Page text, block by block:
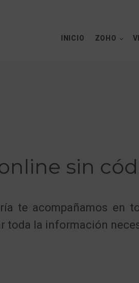
INICIO ZOHO
sin
te acompañamos en
toda la información